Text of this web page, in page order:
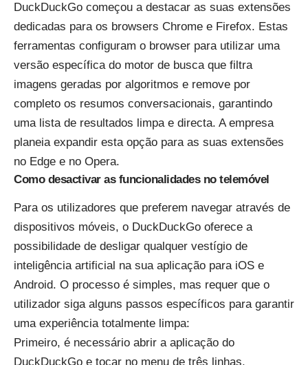
DuckDuckGo começou a destacar as suas extensões
dedicadas para os browsers Chrome e Firefox. Estas
ferramentas configuram o browser para utilizar uma
versão específica do motor de busca que filtra
imagens geradas por algoritmos e remove por
completo os resumos conversacionais, garantindo
uma lista de resultados limpa e directa. A empresa
planeia expandir esta opção para as suas extensões
no Edge e no Opera.
Como desactivar as funcionalidades no telemóvel
Para os utilizadores que preferem navegar através de
dispositivos móveis, o DuckDuckGo oferece a
possibilidade de desligar qualquer vestígio de
inteligência artificial na sua aplicação para iOS e
Android. O processo é simples, mas requer que o
utilizador siga alguns passos específicos para garantir
uma experiência totalmente limpa:
Primeiro, é necessário abrir a aplicação do
DuckDuckGo e tocar no menu de três linhas,